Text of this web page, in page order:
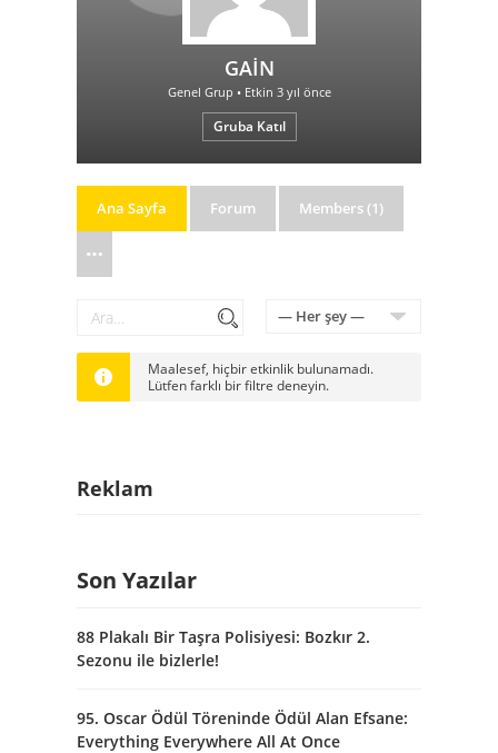
GAİN
Genel Grup • Etkin 3 yıl önce
Gruba Katıl
Ana Sayfa Forum Members (1)
Ara…
Arama
Maalesef, hiçbir etkinlik bulunamadı.
Lütfen farklı bir filtre deneyin.
Reklam
Son Yazılar
88 Plakalı Bir Taşra Polisiyesi: Bozkır 2.
Sezonu ile bizlerle!
95. Oscar Ödül Töreninde Ödül Alan Efsane:
Everything Everywhere All At Once